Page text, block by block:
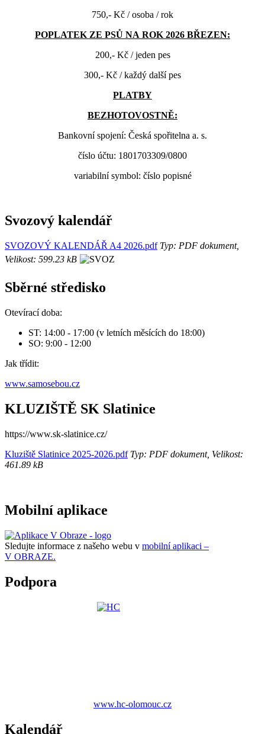
750,- Kč / osoba / rok
POPLATEK ZE PSŮ NA ROK 2026 BŘEZEN:
200,- Kč / jeden pes
300,- Kč / každý další pes
PLATBY
BEZHOTOVOSTNĚ:
Bankovní spojení: Česká spořitelna a. s.
číslo účtu: 1801703309/0800
variabilní symbol: číslo popisné
Svozový kalendář
SVOZOVÝ KALENDÁŘ A4 2026.pdfTyp: PDF dokument,
Velikost: 599.23 kB
Sběrné středisko
Otevírací doba:
ST: 14:00 - 17:00 (v letních měsících do 18:00)
SO: 9:00 - 12:00
Jak třídit:
www.samosebou.cz
KLUZIŠTĚ SK Slatinice
https://www.sk-slatinice.cz/
Kluziště Slatinice 2025-2026.pdfTyp: PDF dokument, Velikost:
461.89 kB
Mobilní aplikace
Sledujte informace z našeho webu v mobilní aplikaci –
V OBRAZE.
Podpora
www.hc-olomouc.cz
Kalendář